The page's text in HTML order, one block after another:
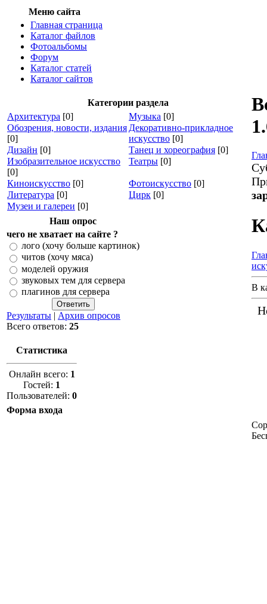
Меню сайта
Главная страница
Каталог файлов
Фотоальбомы
Форум
Каталог статей
Каталог сайтов
Категории раздела
Архитектура [0] Музыка [0]
Обозрения, новости, издания
[0]
Декоративно-прикладное
искусство [0]
Дизайн [0] Танец и хореография [0]
Изобразительное искусство
[0]
Театры [0]
Киноискусство [0] Фотоискусство [0]
Литература [0] Цирк [0]
Музеи и галереи [0]
Наш опрос
чего не хватает на сайте ?
лого (хочу больше картинок)
читов (хочу мяса)
моделей оружия
звуковых тем для сервера
плагинов для сервера
Результаты | Архив опросов
Всего ответов: 25
Статистика
Онлайн всего: 1
Гостей: 1
Пользователей: 0
Форма входа
В